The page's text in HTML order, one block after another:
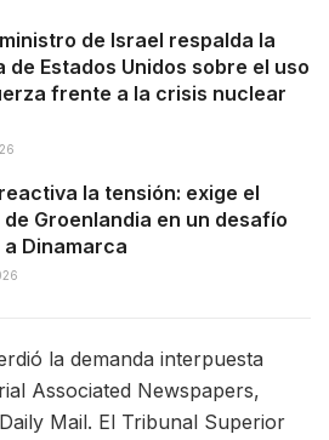
de Israel respalda la
de Estados Unidos sobre el uso
frente a la crisis nuclear
la tensión: exige el
Groenlandia en un desafío
Dinamarca
la demanda interpuesta
Associated Newspapers,
Mail. El Tribunal Superior